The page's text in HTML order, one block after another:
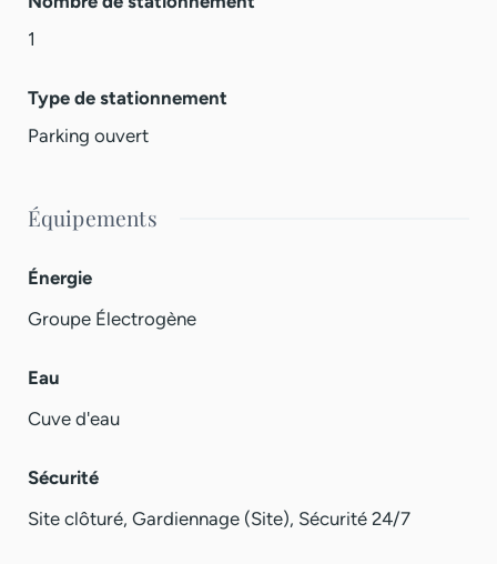
1
Type de stationnement
Parking ouvert
Équipements
Énergie
Groupe Électrogène
Eau
Cuve d'eau
Sécurité
Site clôturé, Gardiennage (Site), Sécurité 24/7